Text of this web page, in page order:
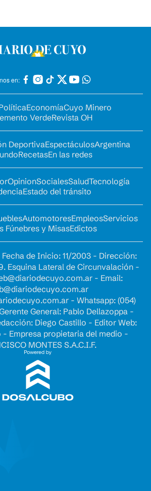
en:
EconomíaCuyo Minero
VerdeRevista OH
DeportivaEspectáculosArgentina
RecetasEn las redes
OpinionSocialesSaludTecnología
Estado del tránsito
AutomotoresEmpleosServicios
Fúnebres y MisasEdictos
de Inicio: 11/2003 - Dirección:
Esquina Lateral de Circunvalación -
- Email:
- Whatsapp: (054)
General: Pablo Dellazoppa -
Diego Castillo - Editor Web:
- Empresa propietaria del medio -
MONTES S.A.C.I.F.